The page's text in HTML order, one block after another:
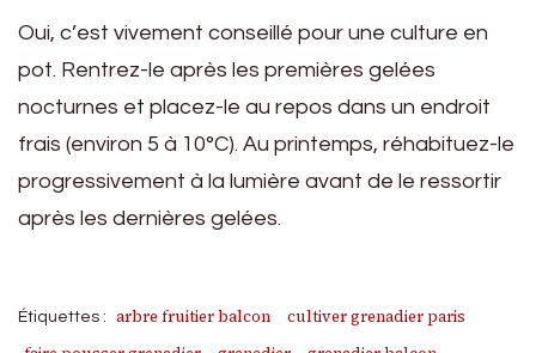
Oui, c’est vivement conseillé pour une culture en
pot. Rentrez-le après les premières gelées
nocturnes et placez-le au repos dans un endroit
frais (environ 5 à 10°C). Au printemps, réhabituez-le
progressivement à la lumière avant de le ressortir
après les dernières gelées.
Étiquettes : arbre fruitier balcon
cultiver grenadier paris